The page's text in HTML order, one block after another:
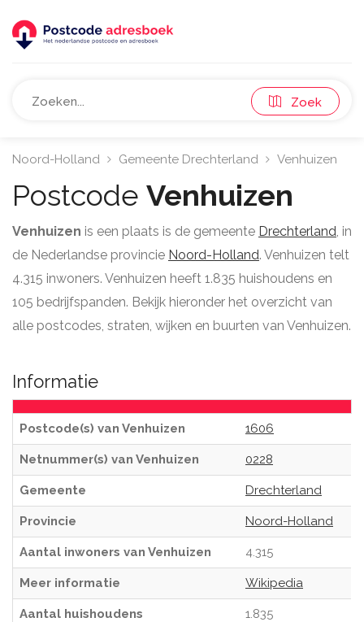
Zoek
Noord-Holland Gemeente Drechterland Venhuizen
Postcode Venhuizen
Venhuizen is een plaats is de gemeente Drechterland, in
de Nederlandse provincie Noord-Holland. Venhuizen telt
4.315 inwoners. Venhuizen heeft 1.835 huishoudens en
105 bedrijfspanden. Bekijk hieronder het overzicht van
alle postcodes, straten, wijken en buurten van Venhuizen.
Informatie
Postcode(s) van Venhuizen 1606
Netnummer(s) van Venhuizen 0228
Gemeente Drechterland
Provincie Noord-Holland
Aantal inwoners van Venhuizen 4.315
Meer informatie Wikipedia
Aantal huishoudens 1.835